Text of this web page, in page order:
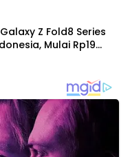
Z Fold8 Series
Mulai Rp19